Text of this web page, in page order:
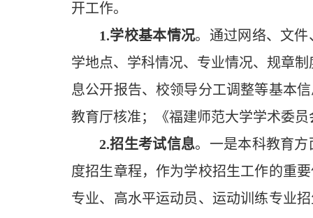
开工作。
1.学校基本情况。通过网络、文
学地点、学科情况、专业情况、规章
息公开报告、校领导分工调整等基本
教育厅核准；《福建师范大学学术委
2.招生考试信息。一是本科教育
度招生章程，作为学校招生工作的重
专业、高水平运动员、运动训练专业